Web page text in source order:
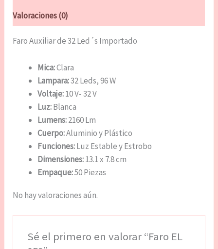
Valoraciones (0)
Faro Auxiliar de 32 Led´s Importado
Mica:Clara
Lampara:32 Leds, 96 W
Voltaje:10 V- 32 V
Luz:Blanca
Lumens:2160 Lm
Cuerpo:Aluminio y Plástico
Funciones:Luz Estable y Estrobo
Dimensiones:13.1 x 7.8 cm
Empaque:50 Piezas
No hay valoraciones aún.
Sé el primero en valorar “Faro EL